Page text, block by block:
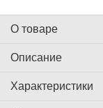
О товаре
Описание
Характеристики